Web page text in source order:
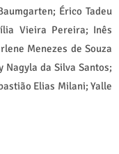
Érico Tadeu
Vieira Pereira; Inês
Menezes de Souza
da Silva Santos;
Elias Milani; Yalle